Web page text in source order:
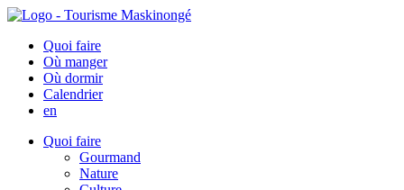
Quoi faire
Où manger
Où dormir
Calendrier
en
Quoi faire
Gourmand
Nature